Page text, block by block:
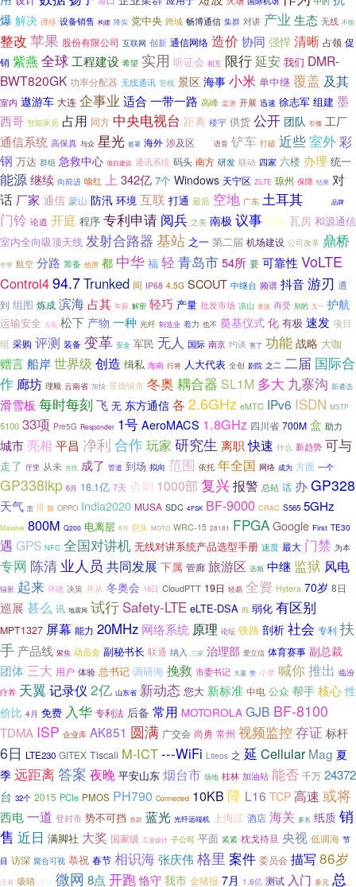
爆 解决 挪移 设备销售 构建 降实 党中央 跨域 畅博通信 集群 对讲 产业 生态 无线 不能
整改 苹果 股份有限公司 互联网 创新 通信网络 造价 协同 强悍 清晰 占领 促
销 紫燕 全球 工程建设 希望 实用 听证会 相互 限行延安 我们 DMR-
BWT820GK 功率分配器 无线通讯 管线 景区 海事小米 单中继 覆盖 及其
室内 遨游车 大连 企事业 适合 一带一路 高峰 监测 开展 迅速 徐志军 组建 墨
西哥 智能家居 占用 同方 中央电视台 距离 楼宇 供货 公开 团队 引领 工厂
通信系统 高保真 与众 星光 签署 海外 涉及区 语音 铲车 打破 近些室外彩
钢 万达 群组 急救中心 项目建设 通讯系统 码头 南方 研发 联动 四家 六楼 办理 统一
能源继续 向前进 喻红 上 342亿 7个 Windows 天宁区 ZiLTE 琼州 保障 结果 对
话 厂家 通信 蒙山 防汛 环境 互联 打通 最后 空地 广东 土耳其 品牌
门铃 论道 开庭 程序 专利申请 阅兵 之美 南极 议事 疏散 瓦房 和源通信
室内全向吸顶天线 发射合路器 基站 之一 第二届 机场建设 公司改革 鼎桥
窄带 航空 分路 筹备 他用 都 中华 福 轻 青岛市54所 要 可靠性 VoLTE
Control494.7Trunked 间 IP68 4.5G SCOUT 中继台 频谱 抖音游刃 遭
到 组图 炼成 滨海占其 年薪 解密 轻巧 产量 批发市场 凉山 非法 再受 别的 五一 护航
运输安全 去看 松下 产物 一种 光纤 制造业 着力 也不 奠基仪式 化 有极 速发 项目
组 采购 评测 装备 变革 安全 军民 无人 国际 南京 约谈 害了 功能 战略 大咖
赠言船岸世界级 创造 缉私 海南 行将 人大代表 全创 剧院 之二 二届 国际合
作 廊坊 理顺 云南省 加快 景德镇市 冬奥 耦合器 SL1M 多大 九寨沟 新遴选
滑雪板 每时每刻 飞 无 东方通信 各 2.6GHz eMTC IPv6 ISDN MSTP
5100 33项 Pre5G Responder 1号AeroMACS 1.8GHz 四川省 700M 盒 助力
城市 亮相 平昌 净利 合作玩家 研究生 离职 快速 什么 新趋势 可与
走了 厅里 从未 首批 成了 管道 到场 拟向 范围 依托 年全国 网络 成为 方面 一个
GP338lkp 6月 18.1亿 7天 否则 1000部 复兴报警 总站 话 办GP328
天气 怎 III 频 OPPO India2020 MUSA SDC 4FSK BF-9000 CRAC S565 5GHz
Massive 800M Q200 电离层 8月 巨头 MOTO WRC-15 28181 FPGAGoogle First TE30
遇 GPS NFC 全国对讲机 无线对讲系统产品选型手册 速度 最大 门禁 为本
专网 陈清 业人员 共同发展 下属 管廊 旅游区 选频 中继 监狱 风电
辐射 起来 环绕 决策 并从 冬奥会 18日 CloudPTT 19日 轻易 全资 Hytera 70岁 8日
巡展 甚么 讯 地震局 试行 Safety-LTE eLTE-DSA 而 弱化 有区别
MPT1327 屏幕 能力 20MHz 网络系统 原理 论坛 铁路 剖析 社会 专利 扶
手 产品线 聚焦 动员会 副秘书长 联通 纳入 三家 治理部 爱立信 体育赛事 副总裁
团体 三大 用户 体验 总书记 调研海 挽救 市委书记 大厦 赞 小摩 喊你推出 临汾
疗养 天翼记录仪 2亿 山东省 新动态 您大 新标准 中电 公众 帮手 核心 性
价比 4月 免费 入华 专利法 后备 常用 MOTOROLA GJB BF-8100
TDMA ISP 企业库 AK851 圆满 广交会 尚勇 常州 视频监控存证 标杆
6日 LTE230 GITEX Tiscali M-ICT---WiFi Liteos 之 延 Cellular Mag 夏
季 远距离答案 夜晚 平安山东 烟台市 场地 桂林 加油站 能否 千万 24372
台 32个 2015 PCIe PMOS PH790 Connected 10KB 降 L16 TCP 高速 或将
西电一道 登封市 势不可挡 首款 蓝光 光纤远端机 上海江 酒店 海关 多名 纸质 销
售 近日 满脚社 大奖 国家级 工业设计 子公司 平面 紧紧 枕戈待旦 央视 低调海 节
目 访深 聚合可视 恭祝 春节 相识海张庆伟格里 案件 委员会 描写 86岁
没有 吸睛 微网 8点 开跑 恪守 我市 金猪报 7月 1.6亿 测试 入门 多元 总